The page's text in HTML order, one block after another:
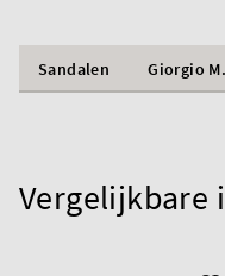
Sandalen Giorgio M.
Vergelijkbare